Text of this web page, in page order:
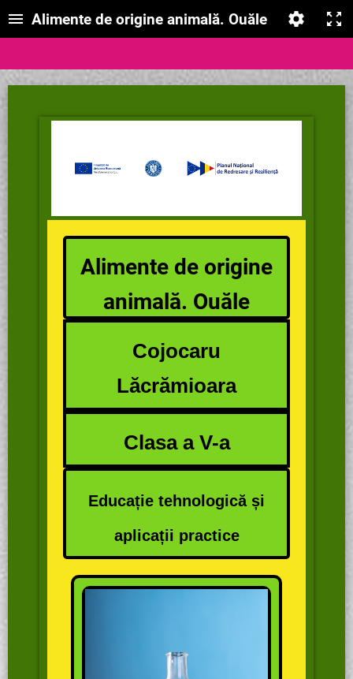
Alimente de origine animală. Ouăle
Alimente de origine
animală. Ouăle
Cojocaru
Lăcrămioara
Clasa a V-a
Educație tehnologică și
aplicații practice